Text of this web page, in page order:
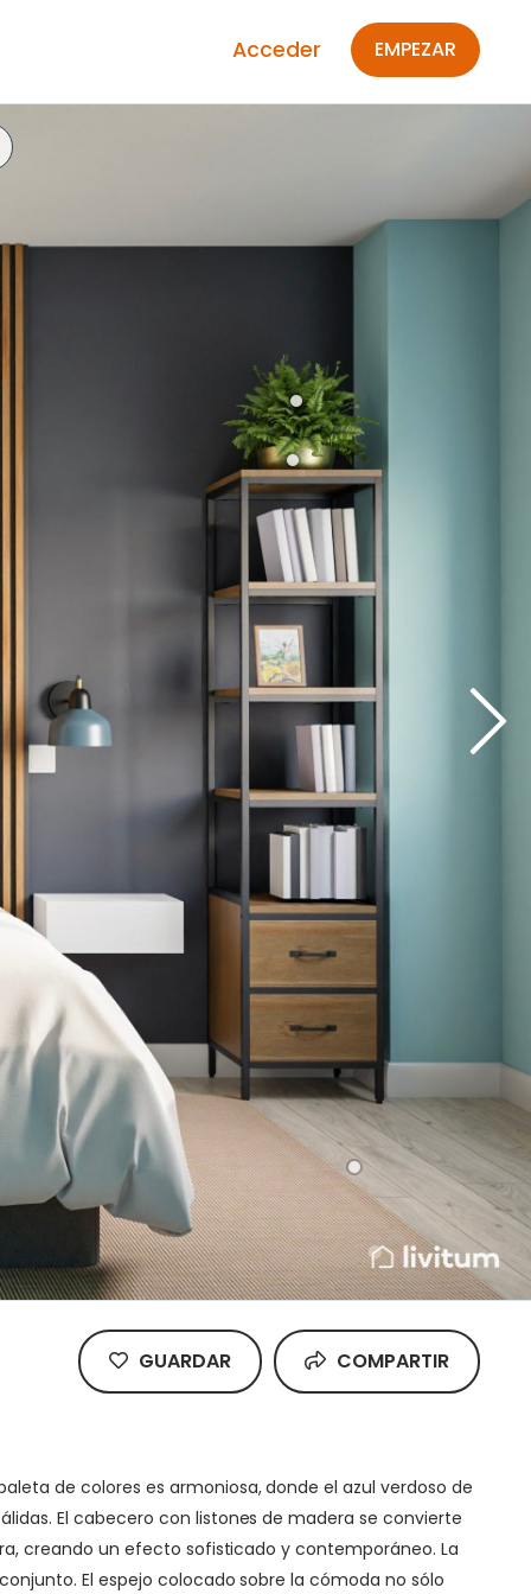
EMPEZAR
Acceder
GUARDAR COMPARTIR
de colores es armoniosa, donde el azul verdoso de
El cabecero con listones de madera se convierte
creando un efecto sofisticado y contemporáneo. La
El espejo colocado sobre la cómoda no sólo